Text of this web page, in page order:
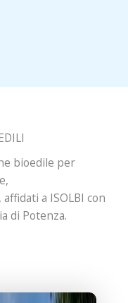
bioedile per
a ISOLBI con
di Potenza.